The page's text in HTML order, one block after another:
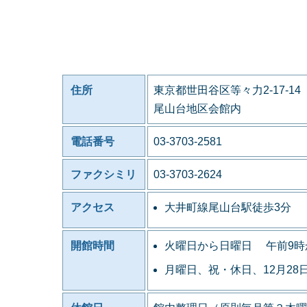
住所
東京都世田谷区等々力2-17-14
尾山台地区会館内
電話番号 03-3703-2581
ファクシミリ 03-3703-2624
アクセス 大井町線尾山台駅徒歩3分
開館時間 火曜日から日曜日 午前9時
月曜日、祝・休日、12月